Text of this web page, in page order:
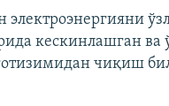
электроэнергияни
кескинлашган
чиқиш